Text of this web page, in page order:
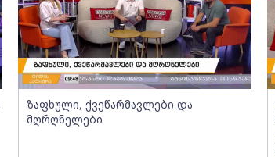
ზაფხული, ქვეწარმავლები და
მღრღნელები